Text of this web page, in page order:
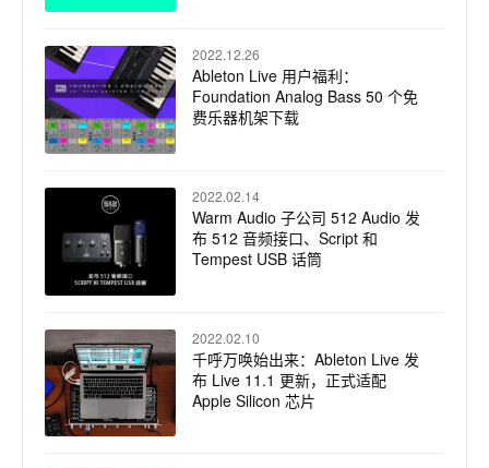
2022.12.26
Ableton Live 用户福利：
Foundation Analog Bass 50 个免
费乐器机架下载
2022.02.14
Warm Audio 子公司 512 Audio 发
布 512 音频接口、Script 和
Tempest USB 话筒
2022.02.10
千呼万唤始出来：Ableton Live 发
布 Live 11.1 更新，正式适配
Apple Silicon 芯片